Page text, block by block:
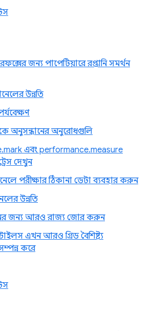
জন্য পাপেটিয়ারে রপ্তানি সমর্থন
উন্নতি
অনুসন্ধানের অনুরোধগুলি
এবং performance.measure
দেখুন
পরীক্ষার ঠিকানা ডেটা ব্যবহার করুন
উন্নতি
জন্য আরও রাজ্য জোর করুন
এখন আরও গ্রিড বৈশিষ্ট্য
করে